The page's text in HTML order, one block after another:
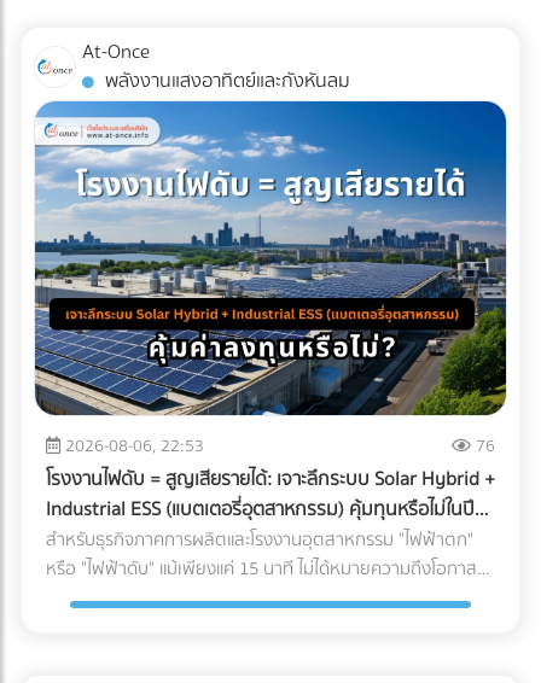
At-Once
พลังงานแสงอาทิตย์และกังหันลม
2026-08-06, 22:53 76
โรงงานไฟดับ = สูญเสียรายได้: เจาะลึกระบบ Solar Hybrid +
Industrial ESS (แบตเตอรี่อุตสาหกรรม) คุ้มทุนหรือไม่ในปี
2026?
สำหรับธุรกิจภาคการผลิตและโรงงานอุตสาหกรรม "ไฟฟ้าตก"
หรือ "ไฟฟ้าดับ" แม้เพียงแค่ 15 นาที ไม่ได้หมายความถึงโอกาสที่
พนักงานได้หยุดพักผ่อนชั่วคราว แต่มันคือวิกฤติที่สร้างความ